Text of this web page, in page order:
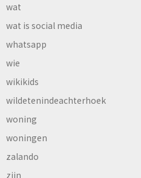
wat
wat is social media
whatsapp
wie
wikikids
wildetenindeachterhoek
woning
woningen
zalando
zijn